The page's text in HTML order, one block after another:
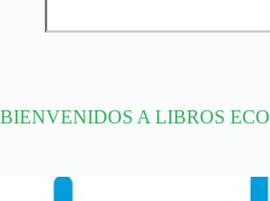
BIENVENIDOS A LIBROS ECO